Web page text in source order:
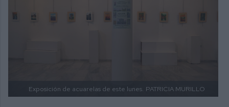
Exposición de acuarelas de este lunes. PATRICIA MURILLO